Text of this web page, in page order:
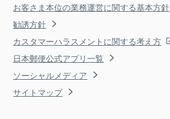
お客さま本位の業務運営に関する基本方針
勧誘方針
カスタマーハラスメントに関する考え方
日本郵便公式アプリ一覧
ソーシャルメディア
サイトマップ